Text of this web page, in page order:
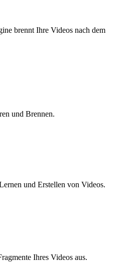
brennt Ihre Videos nach dem
und Brennen.
und Erstellen von Videos.
Ihres Videos aus.